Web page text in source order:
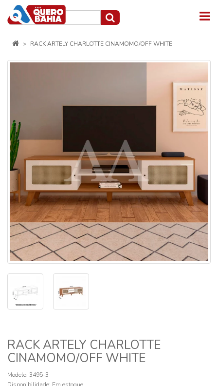
RACK ARTELY CHARLOTTE CINAMOMO/OFF WHITE
RACK ARTELY CHARLOTTE
CINAMOMO/OFF WHITE
Modelo: 3495-3